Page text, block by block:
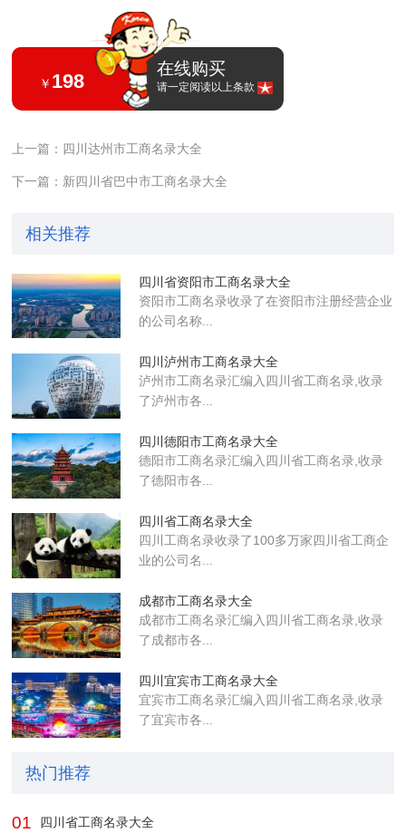
￥ 198
在线购买
请一定阅读以上条款
上一篇：四川达州市工商名录大全
下一篇：新四川省巴中市工商名录大全
相关推荐
四川省资阳市工商名录大全
资阳市工商名录收录了在资阳市注册经营企业
的公司名称...
四川泸州市工商名录大全
泸州市工商名录汇编入四川省工商名录,收录
了泸州市各...
四川德阳市工商名录大全
德阳市工商名录汇编入四川省工商名录,收录
了德阳市各...
四川省工商名录大全
四川工商名录收录了100多万家四川省工商企
业的公司名...
成都市工商名录大全
成都市工商名录汇编入四川省工商名录,收录
了成都市各...
四川宜宾市工商名录大全
宜宾市工商名录汇编入四川省工商名录,收录
了宜宾市各...
热门推荐
01 四川省工商名录大全